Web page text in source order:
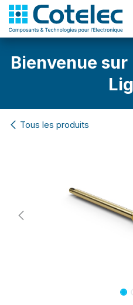
Bienvenue
Tous les produits